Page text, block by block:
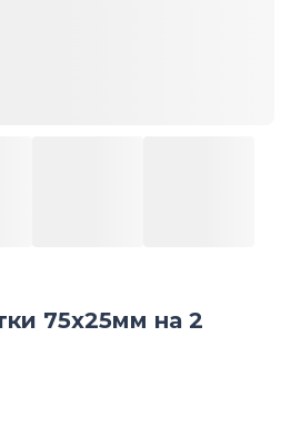
75х25мм на 2